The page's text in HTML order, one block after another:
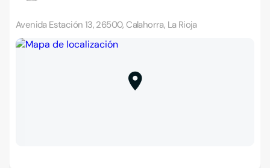
Avenida Estación 13, 26500, Calahorra, La Rioja